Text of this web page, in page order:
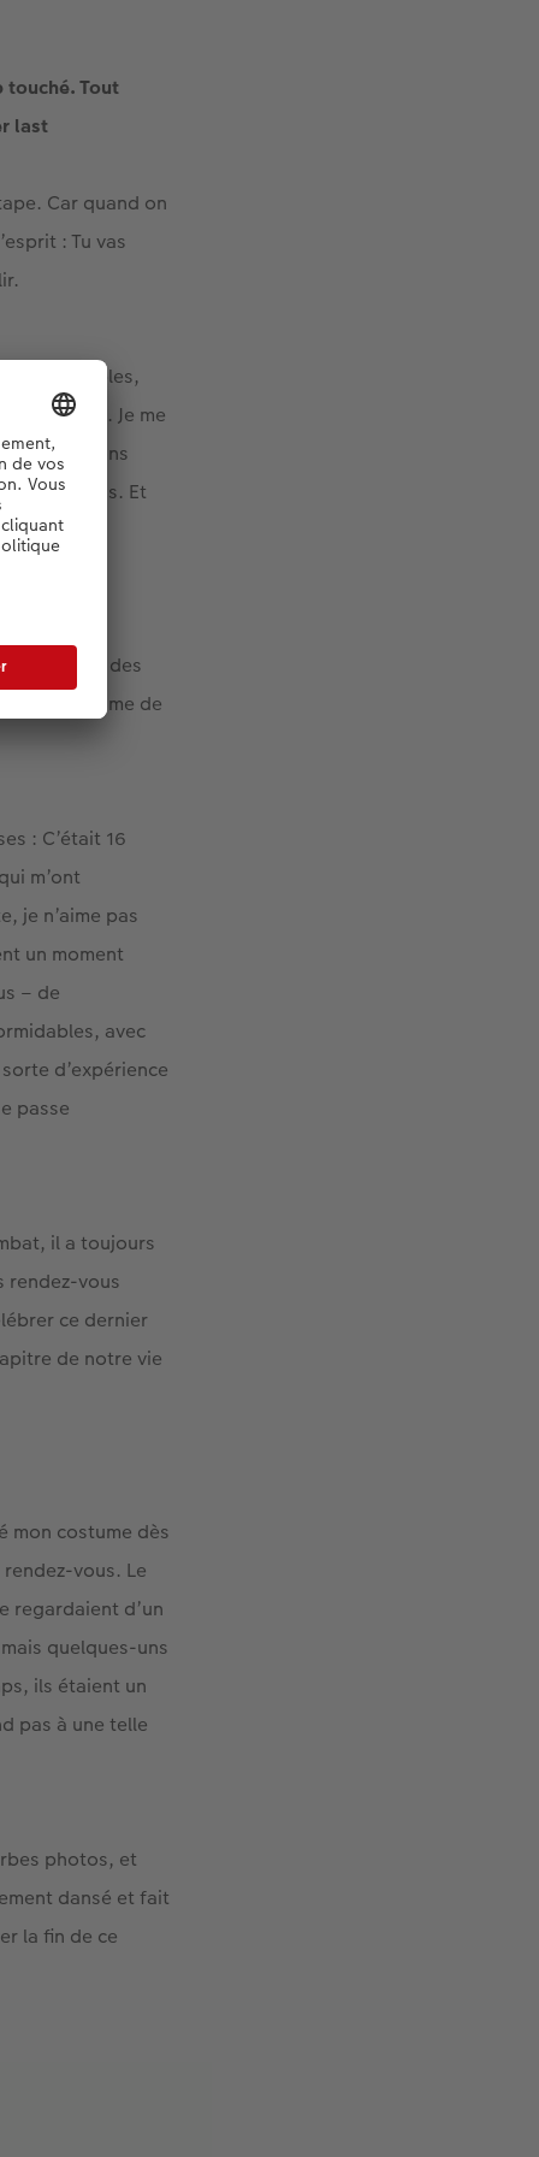
touché. Tout
last
Car quand on
: Tu vas
agréables,
du sein. Je me
nous devons
à la fois. Et
vraiment des
un costume de
: C’était 16
m’ont
je n’aime pas
un moment
– de
avec
d’expérience
passe
il a toujours
rendez-vous
ce dernier
de notre vie
mon costume dès
vous. Le
regardaient d’un
quelques-uns
ils étaient un
pas à une telle
photos, et
dansé et fait
la fin de ce